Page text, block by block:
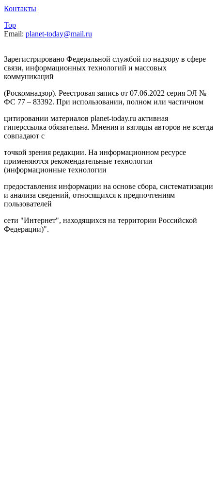
Контакты
Top
Email: planet-today@mail.ru
Зарегистрировано Федеральной службой по надзору в сфере
связи, информационных технологий и массовых
коммуникаций
(Роскомнадзор). Реестровая запись от 07.06.2022 серия ЭЛ №
ФС 77 – 83392. При использовании, полном или частичном
цитировании материалов planet-today.ru активная
гиперссылка обязательна. Мнения и взгляды авторов не всегда
совпадают с
точкой зрения редакции. На информационном ресурсе
применяются рекомендательные технологии
(информационные технологии
предоставления информации на основе сбора, систематизации
и анализа сведений, относящихся к предпочтениям
пользователей
сети "Интернет", находящихся на территории Российской
Федерации)".